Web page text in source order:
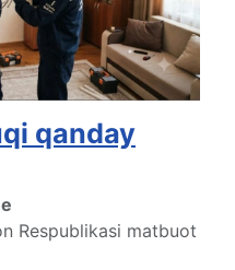
qanday
Respublikasi matbuot